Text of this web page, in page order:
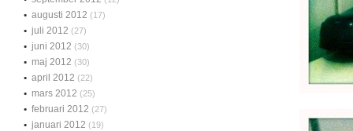
augusti 2012 (17)
juli 2012 (27)
juni 2012 (30)
maj 2012 (30)
april 2012 (22)
mars 2012 (25)
februari 2012 (27)
januari 2012 (19)